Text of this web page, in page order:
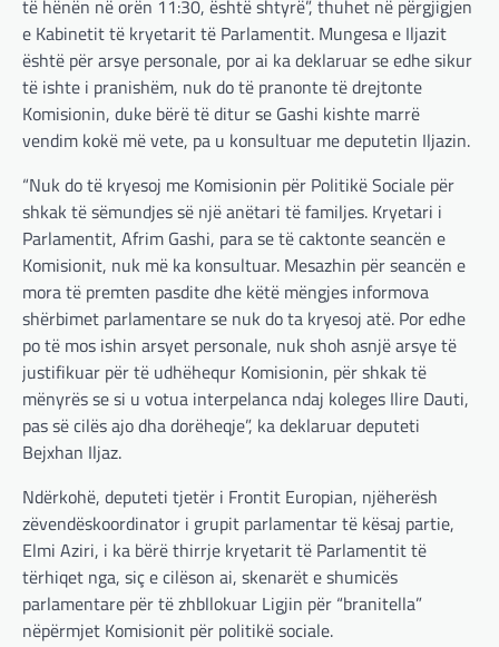
të hënën në orën 11:30, është shtyrë”, thuhet në përgjigjen
e Kabinetit të kryetarit të Parlamentit. Mungesa e Iljazit
është për arsye personale, por ai ka deklaruar se edhe sikur
të ishte i pranishëm, nuk do të pranonte të drejtonte
Komisionin, duke bërë të ditur se Gashi kishte marrë
vendim kokë më vete, pa u konsultuar me deputetin Iljazin.
“Nuk do të kryesoj me Komisionin për Politikë Sociale për
shkak të sëmundjes së një anëtari të familjes. Kryetari i
Parlamentit, Afrim Gashi, para se të caktonte seancën e
Komisionit, nuk më ka konsultuar. Mesazhin për seancën e
mora të premten pasdite dhe këtë mëngjes informova
shërbimet parlamentare se nuk do ta kryesoj atë. Por edhe
po të mos ishin arsyet personale, nuk shoh asnjë arsye të
justifikuar për të udhëhequr Komisionin, për shkak të
mënyrës se si u votua interpelanca ndaj koleges Ilire Dauti,
pas së cilës ajo dha dorëheqje”, ka deklaruar deputeti
Bejxhan Iljaz.
Ndërkohë, deputeti tjetër i Frontit Europian, njëherësh
zëvendëskoordinator i grupit parlamentar të kësaj partie,
Elmi Aziri, i ka bërë thirrje kryetarit të Parlamentit të
tërhiqet nga, siç e cilëson ai, skenarët e shumicës
parlamentare për të zhbllokuar Ligjin për “branitella”
nëpërmjet Komisionit për politikë sociale.